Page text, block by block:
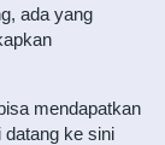
ada yang
mendapatkan
datang ke sini